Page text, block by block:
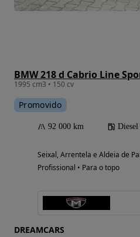
BMW 218 d Cabrio Line
1995 cm3 • 150 cv
Promovido
92 000 km Diesel
Seixal, Arrentela e Aldeia de
Profissional • Para o topo
DREAMCARS